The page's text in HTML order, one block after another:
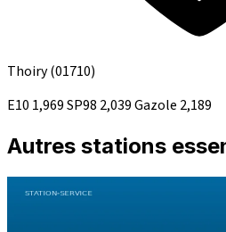
Thoiry(01710)
E10 1,969SP98 2,039Gazole 2,189
Autres stations